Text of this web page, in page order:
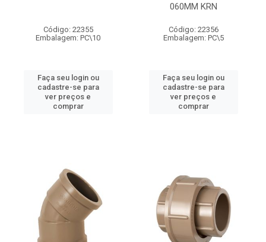
Código: 22355
Embalagem: PC\10
Faça seu login ou
cadastre-se para
ver preços e
comprar
060MM KRN
Código: 22356
Embalagem: PC\5
Faça seu login ou
cadastre-se para
ver preços e
comprar